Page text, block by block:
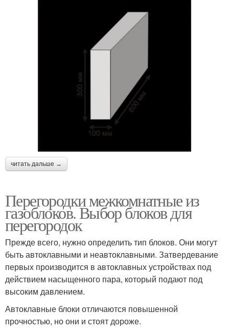
читать дальше →
Перегородки межкомнатные из
газоблоков. Выбор блоков для
перегородок
Прежде всего, нужно определить тип блоков. Они могут
быть автоклавными и неавтоклавными. Затвердевание
первых производится в автоклавных устройствах под
действием насыщенного пара, который подают под
высоким давлением.
Автоклавные блоки отличаются повышенной
прочностью, но они и стоят дороже.